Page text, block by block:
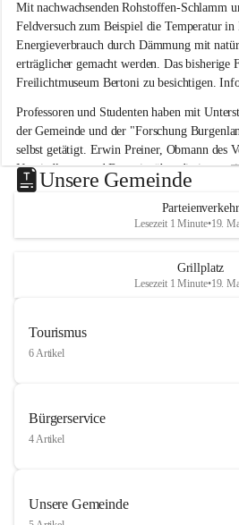
a
m
S
e
e
Mit nachwachsenden Rohstoffen-Schlamm
Feldversuch zum Beispiel die Temperatur in
Energieverbrauch durch Dämmung mit
erträglicher gemacht werden. Das bisherige
Freilichtmuseum Bertoni zu besichtigen.
Professoren und Studenten haben mit
der Gemeinde und der "Forschung
selbst getätigt. Erwin Preiner, Obmann des
Neusiedlersee und Bgm. ist über die
hofft auf baldige praktische Anwendung der
Gerade in Zeiten des Klimawandels ist jede
wichtig!
Unsere Gemeinde
Parteienverkehr
Lesezeit 1 Minute•19.
Grillplatz
Lesezeit 1 Minute•19.
Tourismus
6 Artikel
Bürgerservice
4 Artikel
Unsere Gemeinde